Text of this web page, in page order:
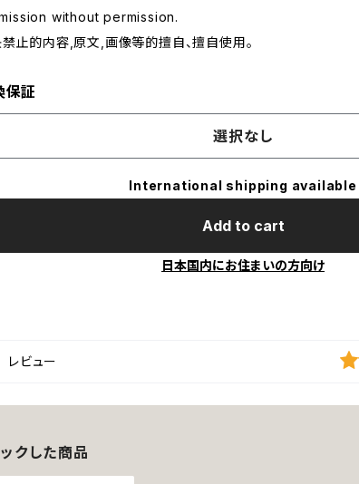
without permission.
止的内容,原文,画像等的擅自、擅自使用。
保証
選択なし
International shipping available
Add to cart
日本国内にお住まいの方向け
レビュー
クした商品